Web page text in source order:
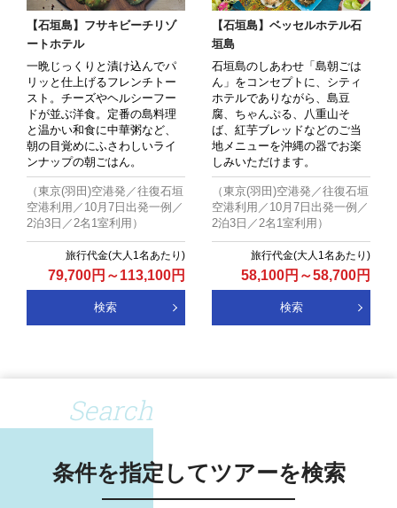
【石垣島】フサキビーチリゾ
ートホテル
79,700円 ～113,100円
一晩じっくりと漬け込んでパ
リッと仕上げるフレンチトー
スト。チーズやヘルシーフー
ドが並ぶ洋食。定番の島料理
と温かい和食に中華粥など、
朝の目覚めにふさわしいライ
ンナップの朝ごはん。
（東京(羽田)空港発／往復石垣
空港利用／10月7日出発一例／
2泊3日／2名1室利用）
検索
【石垣島】ベッセルホテル石
垣島
58,100円 ～58,700円
石垣島のしあわせ「島朝ごは
ん」をコンセプトに、シティ
ホテルでありながら、島豆
腐、ちゃんぷる、八重山そ
ば、紅芋ブレッドなどのご当
地メニューを沖縄の器でお楽
しみいただけます。
（東京(羽田)空港発／往復石垣
空港利用／10月7日出発一例／
2泊3日／2名1室利用）
検索
Search
条件を指定してツアーを検索